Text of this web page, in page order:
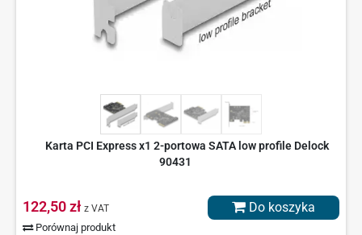
Karta PCI Express x1 2-portowa SATA low profile Delock
90431
122,50 zł z VAT
Porównaj produkt
Do koszyka